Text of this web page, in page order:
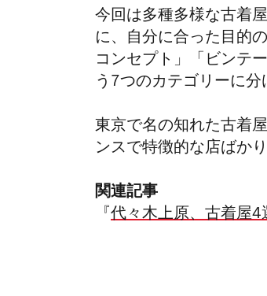
今回は多種多様な古着
に、自分に合った目的
コンセプト」「ビンテ
う7つのカテゴリーに分
東京で名の知れた古着
ンスで特徴的な店ばか
関連記事
『 代々木上原、古着屋4